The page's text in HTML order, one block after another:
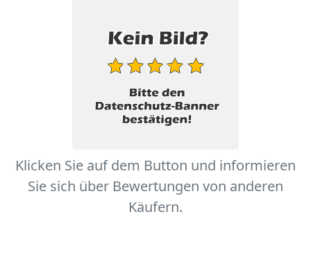
Klicken Sie auf dem Button und informieren
Sie sich über Bewertungen von anderen
Käufern.